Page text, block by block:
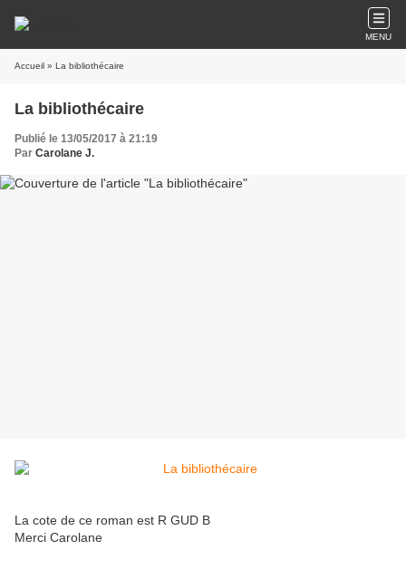
MENU
Accueil » La bibliothécaire
La bibliothécaire
Publié le 13/05/2017 à 21:19
Par Carolane J.
La cote de ce roman est R GUD B
Merci Carolane